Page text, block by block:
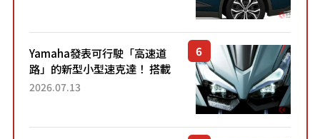
Yamaha發表可行駛「高速道
路」的新型小型速克達！ 搭載
能享受超強勁「渦輪感」的動
2026.07.13